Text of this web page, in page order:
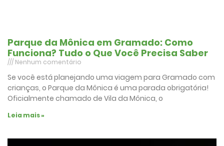
Parque da Mônica em Gramado: Como
Funciona? Tudo o Que Você Precisa Saber
Nenhum comentário
Se você está planejando uma viagem para Gramado com
crianças, o Parque da Mônica é uma parada obrigatória!
Oficialmente chamado de Vila da Mônica, o
Leia mais »